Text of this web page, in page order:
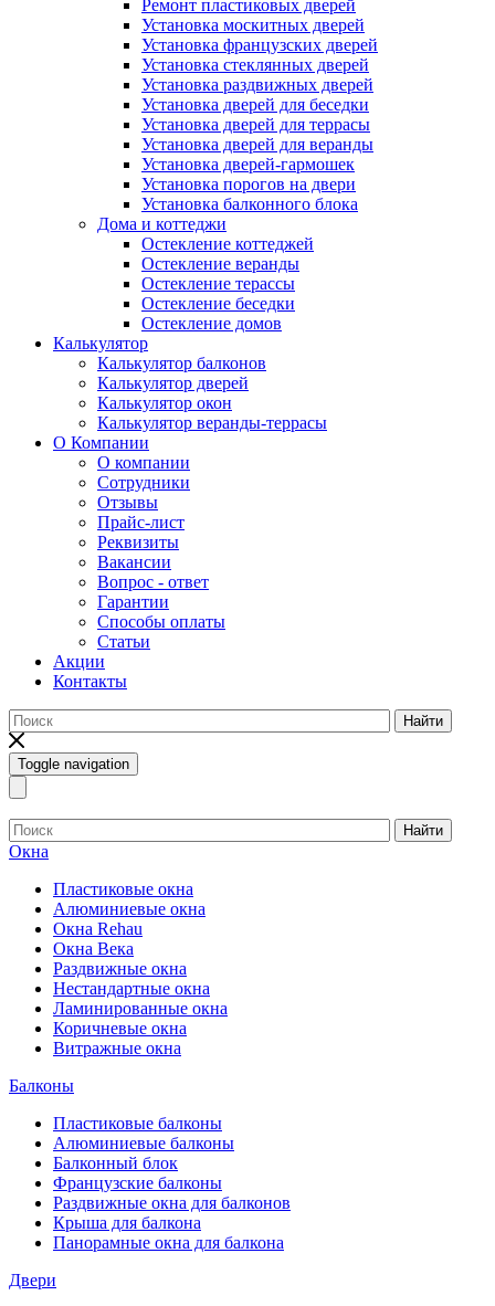
Ремонт пластиковых дверей
Установка москитных дверей
Установка французских дверей
Установка стеклянных дверей
Установка раздвижных дверей
Установка дверей для беседки
Установка дверей для террасы
Установка дверей для веранды
Установка дверей-гармошек
Установка порогов на двери
Установка балконного блока
Дома и коттеджи
Остекление коттеджей
Остекление веранды
Остекление терассы
Остекление беседки
Остекление домов
Калькулятор
Калькулятор балконов
Калькулятор дверей
Калькулятор окон
Калькулятор веранды-террасы
О Компании
О компании
Сотрудники
Отзывы
Прайс-лист
Реквизиты
Вакансии
Вопрос - ответ
Гарантии
Способы оплаты
Статьи
Акции
Контакты
Найти
Toggle navigation
Найти
Окна
Пластиковые окна
Алюминиевые окна
Окна Rehau
Окна Века
Раздвижные окна
Нестандартные окна
Ламинированные окна
Коричневые окна
Витражные окна
Балконы
Пластиковые балконы
Алюминиевые балконы
Балконный блок
Французские балконы
Раздвижные окна для балконов
Крыша для балкона
Панорамные окна для балкона
Двери